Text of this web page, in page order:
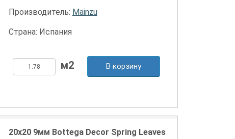
Производитель: Mainzu
Страна: Испания
В корзину
20x20 9мм Bottega Decor Spring Leaves